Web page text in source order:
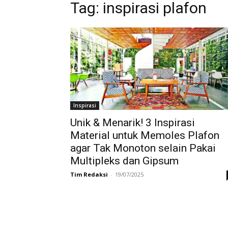
Tag: inspirasi plafon
Inspirasi
Unik & Menarik! 3 Inspirasi
Material untuk Memoles Plafon
agar Tak Monoton selain Pakai
Multipleks dan Gipsum
Tim Redaksi - 19/07/2025